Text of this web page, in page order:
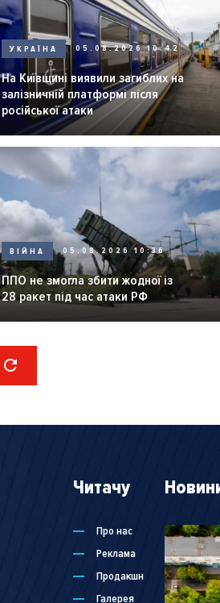
УКРАЇНА 05.08.2026 10:42
На Київщині виявили загиблих на
залізничній платформі після
російської атаки
ВІЙНА 05.08.2026 10:36
ППО не змогла збити жодної із
28 ракет під час атаки РФ
Читачу
Про нас
Реклама
Продакшн
Галерея